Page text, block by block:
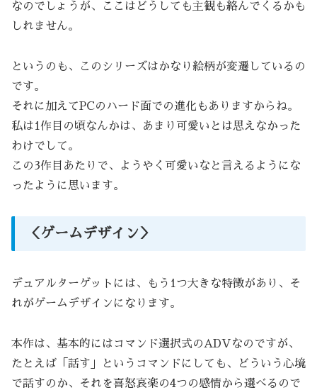
なのでしょうが、ここはどうしても主観も絡んでくるかも
しれません。
というのも、このシリーズはかなり絵柄が変遷しているの
です。
それに加えてPCのハード面での進化もありますからね。
私は1作目の頃なんかは、あまり可愛いとは思えなかった
わけでして。
この3作目あたりで、ようやく可愛いなと言えるようにな
ったように思います。
＜ゲームデザイン＞
デュアルターゲットには、もう1つ大きな特徴があり、そ
れがゲームデザインになります。
本作は、基本的にはコマンド選択式のADVなのですが、
たとえば「話す」というコマンドにしても、どういう心境
で話すのか、それを喜怒哀楽の4つの感情から選べるので